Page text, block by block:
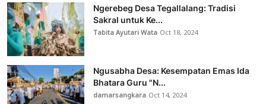
Ngerebeg Desa Tegallalang: Tradisi
Sakral untuk Ke...
Tabita Ayutari Wata Oct 18, 2024
Ngusabha Desa: Kesempatan Emas Ida
Bhatara Guru "N...
damarsangkara Oct 14, 2024